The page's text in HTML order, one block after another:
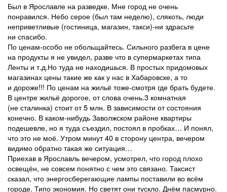
Был в Ярославле на разведке. Мне город не очень
понравился. Небо серое (был там неделю), слякоть, люди
неприветливые (гостиница, магазин, такси)-ни здрасьте
ни спасибо.
По ценам-особо не обольщайтесь. Сильного разбега в цене
на продукты я не увидел, разве что в супермаркетах типа
Ленты и т.д.Но туда не находишься. В простых придомовых
магазинах цены такие же как у нас в Хабаровске, а то
и дороже!!! По ценам на жильё тоже-смотря где брать будете.
В центре жильё дорогое, от слова очень.3 комнатная
(не сталинка) стоит от 5 млн. В зависимости от состояния
конечно. В каком-нибудь Заволжском районе квартиры
подешевле, но я туда съездил, постоял в пробках… И понял,
что это не моё. Утром минут 40 в сторону центра, вечером
видимо обратно такая же ситуация…
Приехав в Ярославль вечером, усмотрел, что город плохо
освещён, не совсем понятно с чем это связано. Таксист
сказал, что энергосберегающие лампы поставили во всём
городе. Типо экономия. Но светят они тускло. Днём пасмурно.